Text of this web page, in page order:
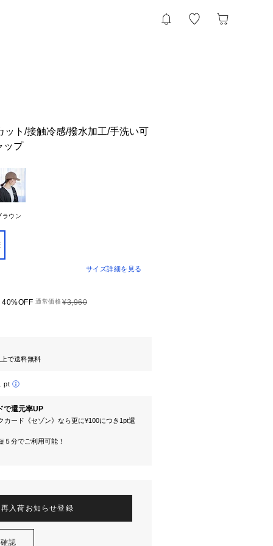
ット/接触冷感/撥水加工/手洗い可
ップ
ラウン
サイズ詳細を見る
40%OFF 通常価格¥3,960
で送料無料
pt
で還元率UP
カード《セゾン》なら更に¥100につき1pt還
５分でご利用可能！
再入荷お知らせ登録
認